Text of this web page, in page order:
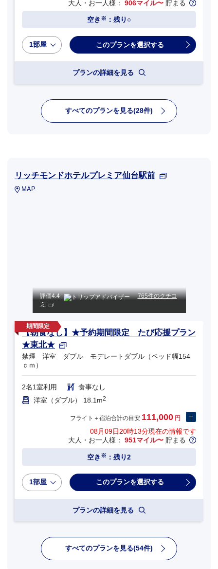
大人・お一人様： 906マイル〜 貯まる
空き ※ ：残り○
1部屋
プランの詳細を見る
すべてのプランを見る(28件)
リッチモンドホテルプレミア仙台駅前
MAP
評価4.4
765件のクチコ
ミ
【朝食なし】★予約期間限定 たび応援プラン
★東北★
禁煙 洋室 ダブル モデレートダブル（ベッド幅154
ｃｍ）
2名1室利用
食事なし
洋室（ダブル） 18.1m2
フライト＋宿泊合計の目安 111,000 円
08月09日20時13分現在の情報です
大人・お一人様： 951マイル〜 貯まる
空き ※ ：残り2
1部屋
プランの詳細を見る
すべてのプランを見る(54件)